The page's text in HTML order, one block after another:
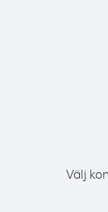
Välj